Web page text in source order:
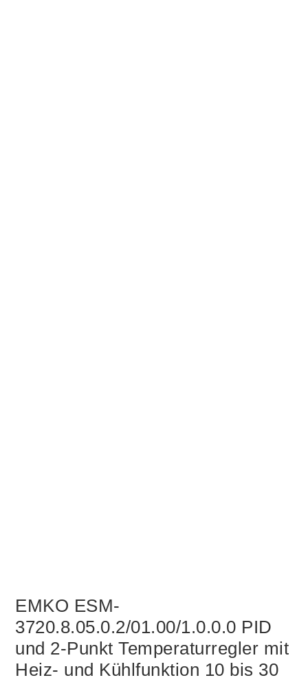
EMKO ESM-
3720.8.05.0.2/01.00/1.0.0.0 PID
und 2-Punkt Temperaturregler mit
Heiz- und Kühlfunktion 10 bis 30